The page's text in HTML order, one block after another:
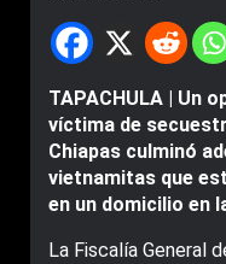
TAPACHULA | Un
víctima de
Chiapas culminó
vietnamitas que
en un domicilio en
La Fiscalía General